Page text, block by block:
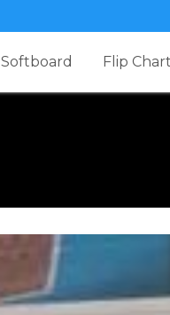
Softboard Flip Chart